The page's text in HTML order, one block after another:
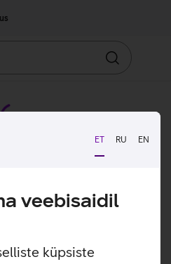
ET RU EN
veebisaidil
küpsiste
Otsin